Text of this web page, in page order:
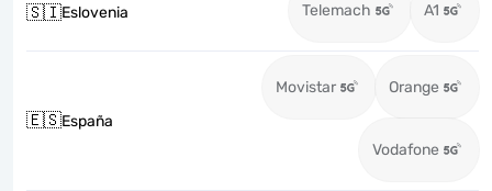
🇸🇮Eslovenia Telemach A1
🇪🇸España
Movistar Orange
Vodafone